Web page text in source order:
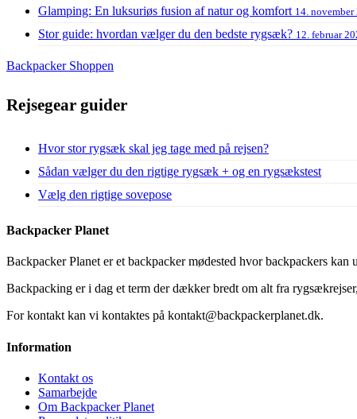
Glamping: En luksuriøs fusion af natur og komfort 14. november
Stor guide: hvordan vælger du den bedste rygsæk? 12. februar
Backpacker Shoppen
Rejsegear guider
Hvor stor rygsæk skal jeg tage med på rejsen?
Sådan vælger du den rigtige rygsæk + og en rygsækstest
Vælg den rigtige sovepose
Backpacker Planet
Backpacker Planet er et backpacker mødested hvor backpackers
Backpacking er i dag et term der dækker bredt om alt fra
For kontakt kan vi kontaktes på kontakt@backpackerplanet.dk.
Information
Kontakt os
Samarbejde
Om Backpacker Planet